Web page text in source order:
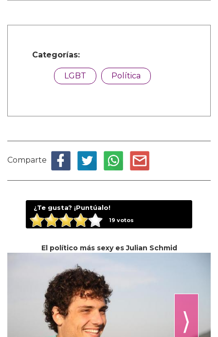
Categorías:
LGBT Política
Comparte
¿Te gusta? ¡Puntúalo!
19 votos
El político más sexy es Julian Schmid
⟩